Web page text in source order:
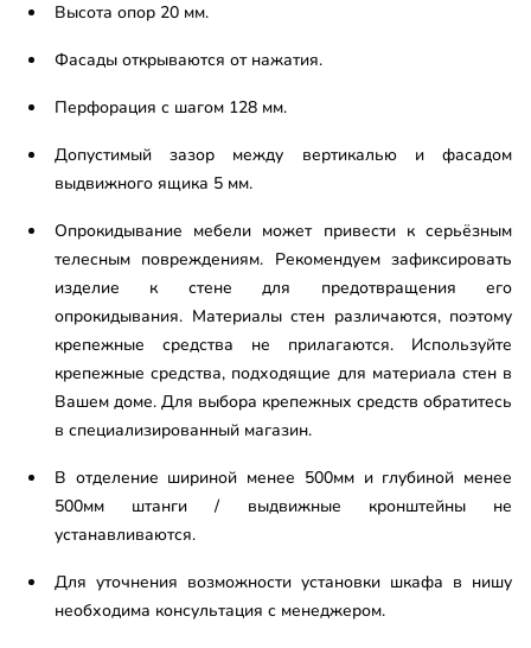
Высота опор 20 мм.
Фасады открываются от нажатия.
Перфорация с шагом 128 мм.
Допустимый зазор между вертикалью и фасадом
выдвижного ящика 5 мм.
Опрокидывание мебели может привести к серьёзным
телесным повреждениям. Рекомендуем зафиксировать
изделие к стене для предотвращения его
опрокидывания. Материалы стен различаются, поэтому
крепежные средства не прилагаются. Используйте
крепежные средства, подходящие для материала стен в
Вашем доме. Для выбора крепежных средств обратитесь
в специализированный магазин.
В отделение шириной менее 500мм и глубиной менее
500мм штанги / выдвижные кронштейны не
устанавливаются.
Для уточнения возможности установки шкафа в нишу
необходима консультация с менеджером.